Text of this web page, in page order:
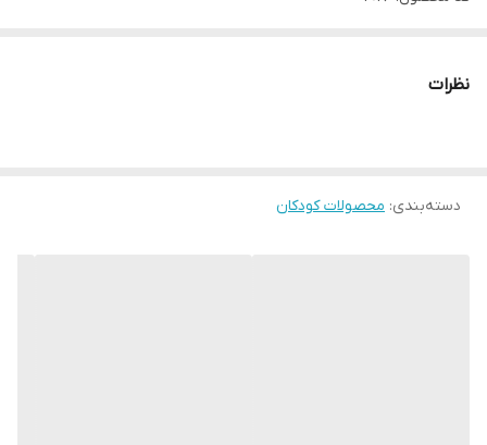
خمیردندان کودکان با فلورین با دقت دندان های شیری را تمیز کرده و
در برابر پوسیدگی محافظت می کند
نظرات
دسته‌بندی: محصولات کودکان